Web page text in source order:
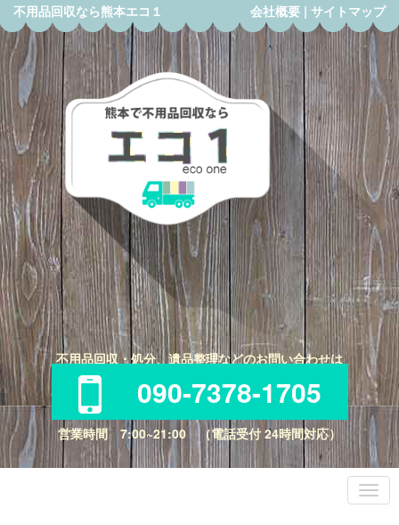
不用品回収なら熊本エコ１ 会社概要| サイトマップ
不用品回収・処分、遺品整理などのお問い合わせは
090-7378-1705
営業時間 7:00~21:00 （電話受付 24時間対応）